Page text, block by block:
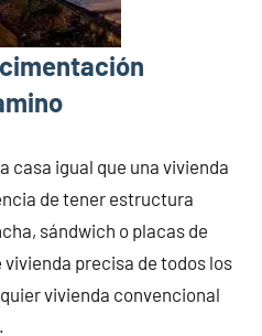
casa igual que una vivienda
de tener estructura
sándwich o placas de
precisa de todos los
vivienda convencional